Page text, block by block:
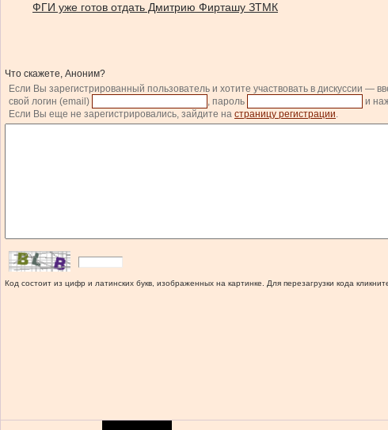
ФГИ уже готов отдать Дмитрию Фирташу ЗТМК
Что скажете, Аноним?
Если Вы зарегистрированный пользователь и хотите участвовать в дискуссии —
свой логин (email)
, пароль и
Если Вы еще не зарегистрировались, зайдите на страницу регистрации.
Код состоит из цифр и латинских букв, изображенных на картинке. Для перезагрузки кода